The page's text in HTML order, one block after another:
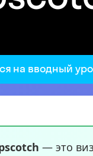
на вводный
— это